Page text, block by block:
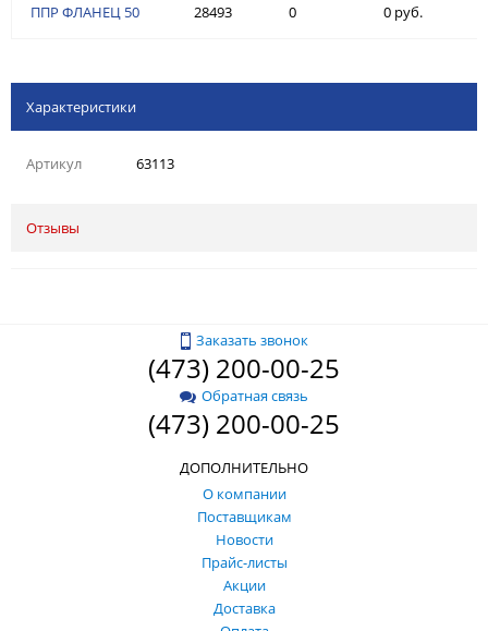
ППР ФЛАНЕЦ 50 28493 0 0 руб.
Характеристики
Артикул 63113
Отзывы
Заказать звонок
(473) 200-00-25
Обратная связь
(473) 200-00-25
ДОПОЛНИТЕЛЬНО
О компании
Поставщикам
Новости
Прайс-листы
Акции
Доставка